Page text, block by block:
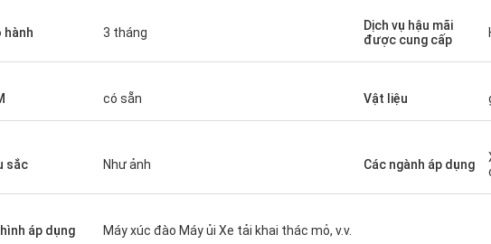
hành 3 tháng
Dịch vụ hậu mãi
được cung cấp
có sẵn Vật liệu
sắc Như ảnh Các ngành áp dụng
áp dụng Máy xúc đào Máy ủi Xe tải khai thác mỏ, v.v.